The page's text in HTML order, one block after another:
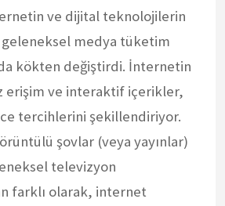
ve dijital teknolojilerin
geleneksel medya tüketim
da kökten değiştirdi. İnternetin
erişim ve interaktif içerikler,
tercihlerini şekillendiriyor.
şovlar (veya yayınlar)
televizyon
farklı olarak, internet